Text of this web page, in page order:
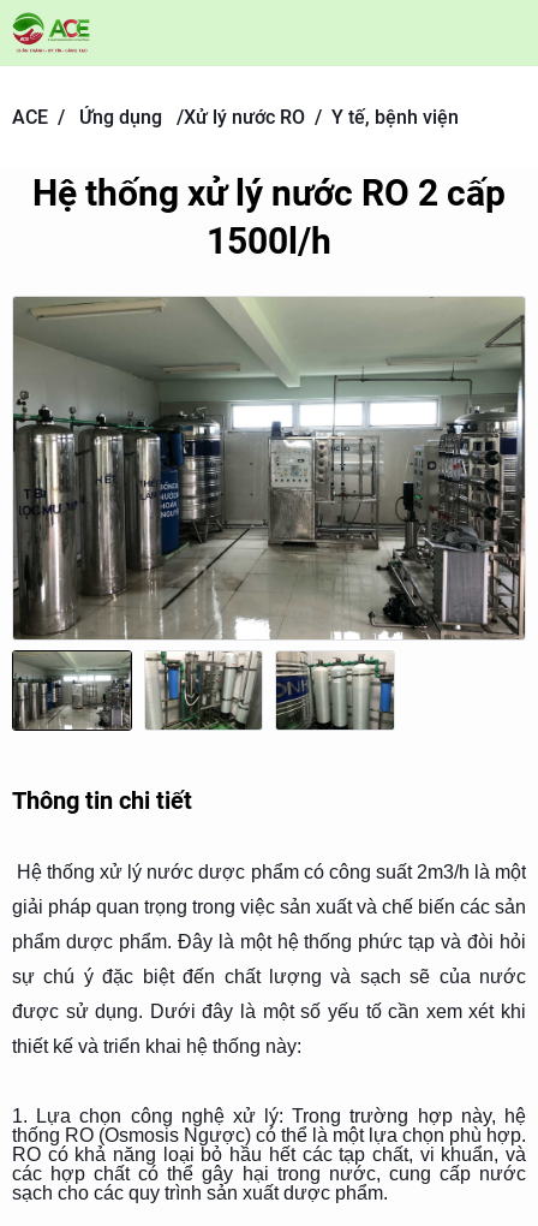
ACE / Ứng dụng /Xử lý nước RO / Y tế, bệnh viện
Hệ thống xử lý nước RO 2 cấp
1500l/h
Thông tin chi tiết
Hệ thống xử lý nước dược phẩm có công suất 2m3/h là một
giải pháp quan trọng trong việc sản xuất và chế biến các sản
phẩm dược phẩm. Đây là một hệ thống phức tạp và đòi hỏi
sự chú ý đặc biệt đến chất lượng và sạch sẽ của nước
được sử dụng. Dưới đây là một số yếu tố cần xem xét khi
thiết kế và triển khai hệ thống này:
1. Lựa chọn công nghệ xử lý: Trong trường hợp này, hệ
thống RO (Osmosis Ngược) có thể là một lựa chọn phù hợp.
RO có khả năng loại bỏ hầu hết các tạp chất, vi khuẩn, và
các hợp chất có thể gây hại trong nước, cung cấp nước
sạch cho các quy trình sản xuất dược phẩm.